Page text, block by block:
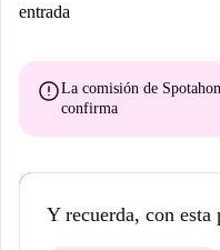
entrada
errorLa comisión de
confirma
Y recuerda, con esta